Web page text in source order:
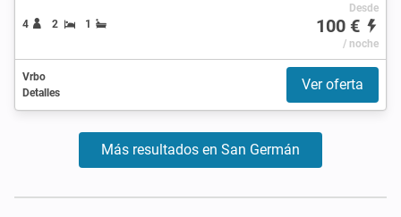
4 2 1
Desde
100 €
/ noche
Vrbo
Detalles
Ver oferta
Más resultados en San Germán